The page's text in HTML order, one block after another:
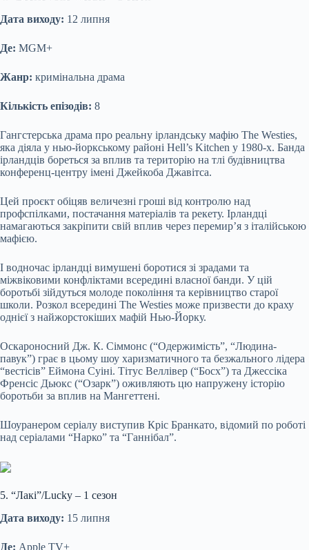
Дата виходу: 12 липня
Де: MGM+
Жанр: кримінальна драма
Кількість епізодів: 8
Гангстерська драма про реальну ірландську мафію The Westies,
яка діяла у нью-йоркському районі Hell’s Kitchen у 1980-х. Банда
ірландців бореться за вплив та територію на тлі будівництва
конференц-центру імені Джейкоба Джавітса.
Цей проєкт обіцяв величезні гроші від контролю над
профспілками, постачання матеріалів та рекету. Ірландці
намагаються закріпити свій вплив через перемир’я з італійською
мафією.
І водночас ірландці вимушені боротися зі зрадами та
міжвіковими конфліктами всередині власної банди. У цій
боротьбі зійдуться молоде покоління та керівництво старої
школи. Розкол всередині The Westies може призвести до краху
однієї з найжорстокіших мафій Нью-Йорку.
Оскароносний Дж. К. Сіммонс (“Одержимість”, “Людина-
павук”) грає в цьому шоу харизматичного та безжального лідера
“вестісів” Еймона Суіні. Тітус Веллівер (“Босх”) та Джессіка
Френсіс Дьюкс (“Озарк”) оживляють цю напружену історію
боротьби за вплив на Мангеттені.
Шоуранером серіалу виступив Кріс Бранкато, відомий по роботі
над серіалами “Нарко” та “Ганнібал”.
5. “Лакі”/Lucky – 1 сезон
Дата виходу: 15 липня
Де: Apple TV+